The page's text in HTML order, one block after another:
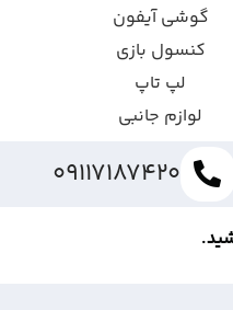
گوشی آیفون
کنسول بازی
لپ تاپ
لوازم جانبی
09117187420